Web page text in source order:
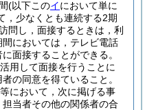
(以下このイにおいて単に
，少なくとも連続する2期
問し，面接するときは，利
においては，テレビ電話
面接することができる。
用して面接を行うことに
の同意を得ていること。
において，次に掲げる事
当者その他の関係者の合